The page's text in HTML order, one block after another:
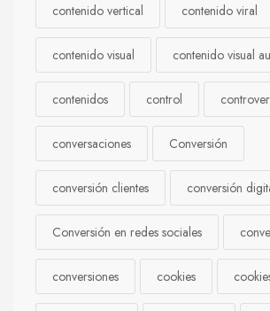
contenido vertical contenido viral
contenido visual contenido visual
contenidos control
conversaciones Conversión
conversión clientes conversión
Conversión en redes sociales
conversiones cookies